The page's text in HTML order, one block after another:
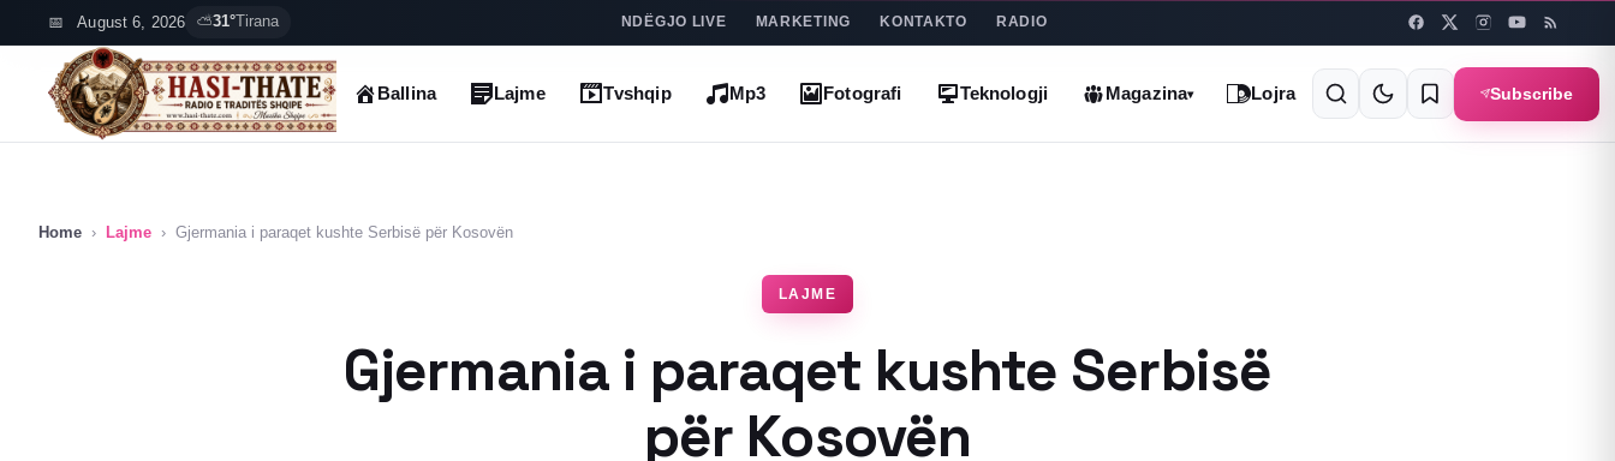
to
content
August 6, 2026 ⛅31° Tirana NDËGJO LIVE MARKETING KONTAKTO RADIO
Ballina Lajme Tvshqip Mp3 Fotografi Teknologji Magazina▾ Lojra Subscribe
Home › Lajme › Gjermania i paraqet kushte Serbisë për Kosovën
LAJME
Gjermania i paraqet kushte Serbisë
për Kosovën